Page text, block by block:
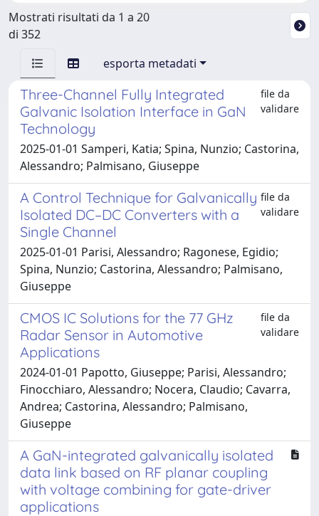
Mostrati risultati da 1 a 20
di 352
esporta metadati
Three-Channel Fully Integrated
Galvanic Isolation Interface in GaN
Technology
file da
validare
2025-01-01 Samperi, Katia; Spina, Nunzio; Castorina,
Alessandro; Palmisano, Giuseppe
A Control Technique for Galvanically
Isolated DC–DC Converters with a
Single Channel
file da
validare
2025-01-01 Parisi, Alessandro; Ragonese, Egidio;
Spina, Nunzio; Castorina, Alessandro; Palmisano,
Giuseppe
CMOS IC Solutions for the 77 GHz
Radar Sensor in Automotive
Applications
file da
validare
2024-01-01 Papotto, Giuseppe; Parisi, Alessandro;
Finocchiaro, Alessandro; Nocera, Claudio; Cavarra,
Andrea; Castorina, Alessandro; Palmisano,
Giuseppe
A GaN-integrated galvanically isolated
data link based on RF planar coupling
with voltage combining for gate-driver
applications